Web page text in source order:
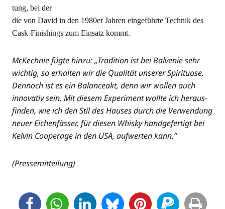
tung, bei der
die von David in den 1980er Jah­ren ein­ge­führ­te Tech­nik des
Cask-Finis­hings zum Ein­satz kommt.
McK­ech­nie füg­te hin­zu: „Tra­di­ti­on ist bei Bal­ve­nie sehr
wich­tig, so erhal­ten wir die Qua­li­tät unse­rer Spi­ri­tuo­se.
Den­noch ist es ein Balan­ce­akt, denn wir wol­len auch
inno­va­tiv sein. Mit die­sem Expe­ri­ment woll­te ich her­aus­
fin­den, wie ich den Stil des Hau­ses durch die Ver­wen­dung
neu­er Eichen­fäs­ser, für die­sen Whis­ky hand­ge­fer­tigt bei
Kel­vin Coope­ra­ge in den USA, auf­wer­ten kann.“
(Pres­se­mit­tei­lung)